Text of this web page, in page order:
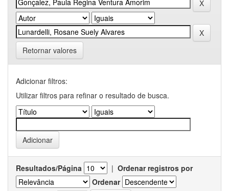
Retornar valores
Adicionar filtros:
Utilizar filtros para refinar o resultado de busca.
Resultados/Página | Ordenar registros por
Ordenar